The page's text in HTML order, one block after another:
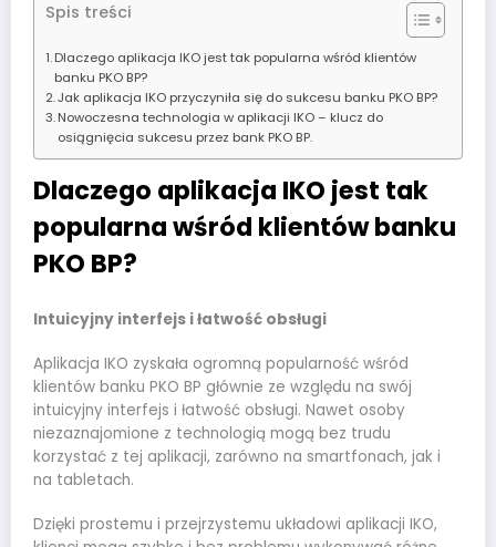
Spis treści
Dlaczego aplikacja IKO jest tak popularna wśród klientów
banku PKO BP?
Jak aplikacja IKO przyczyniła się do sukcesu banku PKO BP?
Nowoczesna technologia w aplikacji IKO – klucz do
osiągnięcia sukcesu przez bank PKO BP.
Dlaczego aplikacja IKO jest tak
popularna wśród klientów banku
PKO BP?
Intuicyjny interfejs i łatwość obsługi
Aplikacja IKO zyskała ogromną popularność wśród
klientów banku PKO BP głównie ze względu na swój
intuicyjny interfejs i łatwość obsługi. Nawet osoby
niezaznajomione z technologią mogą bez trudu
korzystać z tej aplikacji, zarówno na smartfonach, jak i
na tabletach.
Dzięki prostemu i przejrzystemu układowi aplikacji IKO,